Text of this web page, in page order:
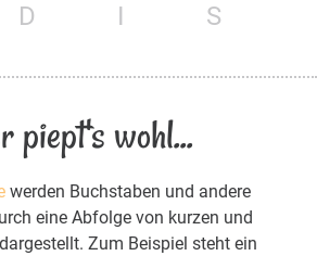
D I S
piept's wohl...
werden Buchstaben und andere
eine Abfolge von kurzen und
Zum Beispiel steht ein